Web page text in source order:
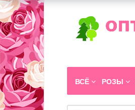
ВСЁ РОЗЫ